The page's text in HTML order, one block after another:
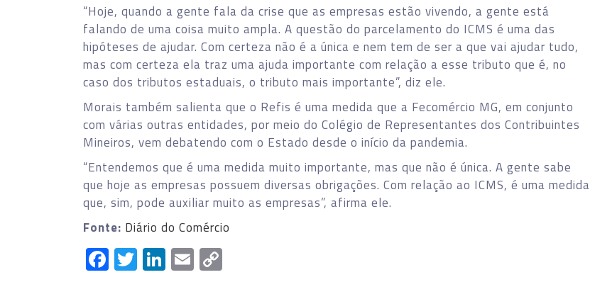
“Hoje, quando a gente fala da crise que as empresas estão vivendo, a gente está
falando de uma coisa muito ampla. A questão do parcelamento do ICMS é uma das
hipóteses de ajudar. Com certeza não é a única e nem tem de ser a que vai ajudar tudo,
mas com certeza ela traz uma ajuda importante com relação a esse tributo que é, no
caso dos tributos estaduais, o tributo mais importante”, diz ele.
Morais também salienta que o Refis é uma medida que a Fecomércio MG, em conjunto
com várias outras entidades, por meio do Colégio de Representantes dos Contribuintes
Mineiros, vem debatendo com o Estado desde o início da pandemia.
“Entendemos que é uma medida muito importante, mas que não é única. A gente sabe
que hoje as empresas possuem diversas obrigações. Com relação ao ICMS, é uma medida
que, sim, pode auxiliar muito as empresas”, afirma ele.
Fonte: Diário do Comércio
Facebook
Twitter
LinkedIn
Email